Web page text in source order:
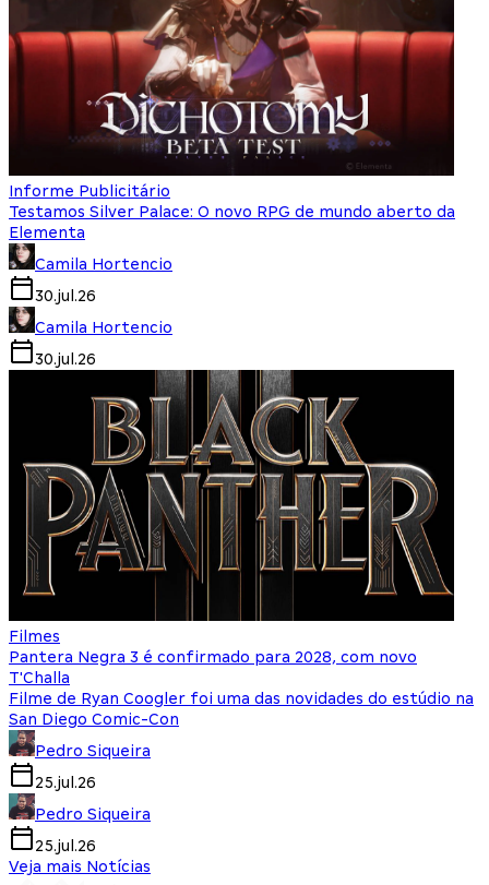
Informe Publicitário
Testamos Silver Palace: O novo RPG de mundo aberto da
Elementa
Camila Hortencio
30.jul.26
Camila Hortencio
30.jul.26
Filmes
Pantera Negra 3 é confirmado para 2028, com novo
T'Challa
Filme de Ryan Coogler foi uma das novidades do estúdio na
San Diego Comic-Con
Pedro Siqueira
25.jul.26
Pedro Siqueira
25.jul.26
Veja mais Notícias